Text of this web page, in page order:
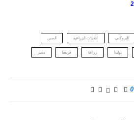
البروكلي التقنيات الزراعية الصين
بولندا زراعة فرنسا مصر
0